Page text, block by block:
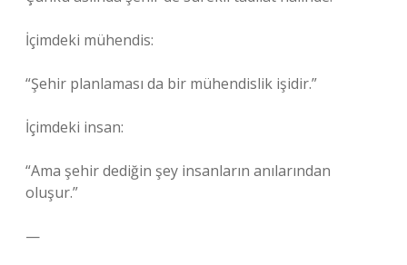
İçimdeki mühendis:
“Şehir planlaması da bir mühendislik işidir.”
İçimdeki insan:
“Ama şehir dediğin şey insanların anılarından
oluşur.”
—